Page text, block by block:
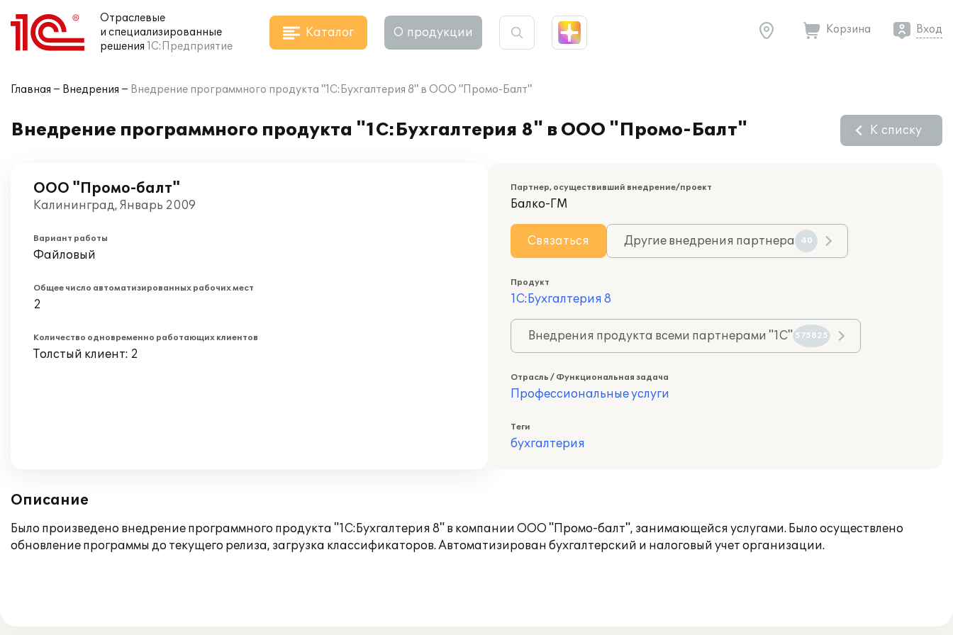
Отраслевые
и специализированные
решения 1С:Предприятие
Каталог О продукции Корзина Вход
Главная Внедрения Внедрение программного продукта "1С:Бухгалтерия 8" в ООО "Промо-Балт"
Внедрение программного продукта "1С:Бухгалтерия 8" в ООО "Промо-Балт" К списку
ООО "Промо-балт"
Калининград, Январь 2009
Вариант работы
Файловый
Общее число автоматизированных рабочих мест
2
Количество одновременно работающих клиентов
Толстый клиент: 2
Партнер, осуществивший внедрение/проект
Балко-ГМ
Связаться Другие внедрения партнера 40
Продукт
1С:Бухгалтерия 8
Внедрения продукта всеми партнерами "1С" 575825
Отрасль / Функциональная задача
Профессиональные услуги
Теги
бухгалтерия
Описание
Было произведено внедрение программного продукта "1С:Бухгалтерия 8" в компании ООО "Промо-балт", занимающейся услугами. Было осуществлено
обновление программы до текущего релиза, загрузка классификаторов. Автоматизирован бухгалтерский и налоговый учет организации.